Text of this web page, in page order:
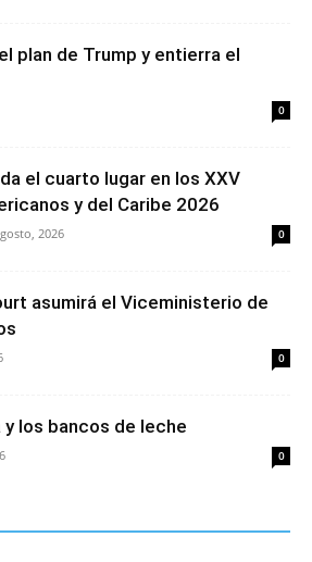
plan de Trump y entierra el
0
el cuarto lugar en los XXV
y del Caribe 2026
2026 0
asumirá el Viceministerio de
0
y los bancos de leche
0